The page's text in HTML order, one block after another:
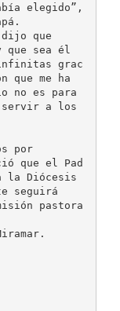
elegido”,
que
que sea él
grac
que me ha
no es para
a los
por
que el Pad
la Diócesis
seguirá
pastora